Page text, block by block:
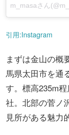
m_masaさん
引用:Instagram
まずは金山の概
馬県太田市を通
す。標高235m
社。北部の菅ノ
見所がある魅力